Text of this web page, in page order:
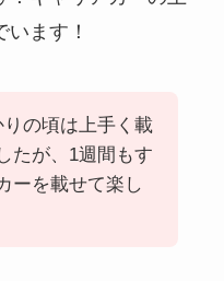
ます！
の頃は上手く載
たが、1週間もす
ーを載せて楽し